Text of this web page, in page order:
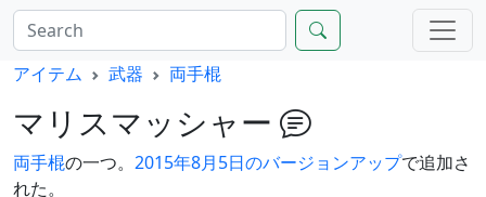
アイテム 武器 両手棍
マリスマッシャー
両手棍の一つ。 2015年8月5日のバージョンアップで追加さ
れた。